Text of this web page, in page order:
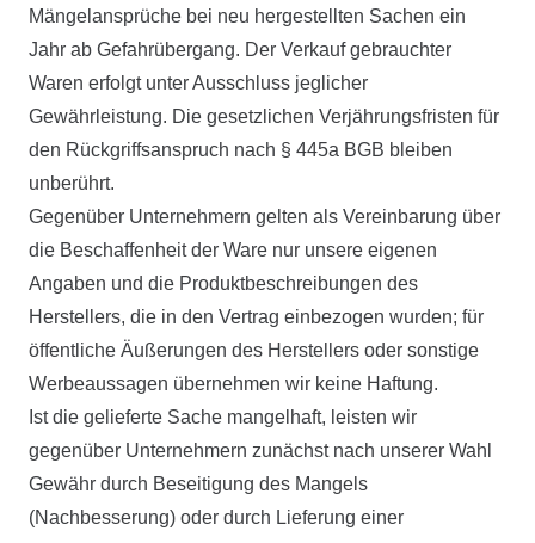
Mängelansprüche bei neu hergestellten Sachen ein
Jahr ab Gefahrübergang. Der Verkauf gebrauchter
Waren erfolgt unter Ausschluss jeglicher
Gewährleistung. Die gesetzlichen Verjährungsfristen für
den Rückgriffsanspruch nach § 445a BGB bleiben
unberührt.
Gegenüber Unternehmern gelten als Vereinbarung über
die Beschaffenheit der Ware nur unsere eigenen
Angaben und die Produktbeschreibungen des
Herstellers, die in den Vertrag einbezogen wurden; für
öffentliche Äußerungen des Herstellers oder sonstige
Werbeaussagen übernehmen wir keine Haftung.
Ist die gelieferte Sache mangelhaft, leisten wir
gegenüber Unternehmern zunächst nach unserer Wahl
Gewähr durch Beseitigung des Mangels
(Nachbesserung) oder durch Lieferung einer